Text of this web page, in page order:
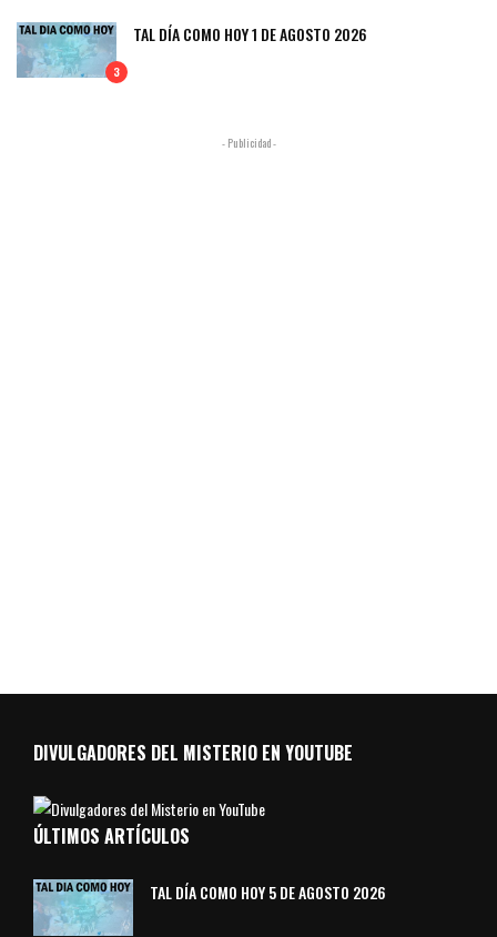
3
TAL DÍA COMO HOY 1 DE AGOSTO 2026
- Publicidad -
DIVULGADORES DEL MISTERIO EN YOUTUBE
ÚLTIMOS ARTÍCULOS
TAL DÍA COMO HOY 5 DE AGOSTO 2026